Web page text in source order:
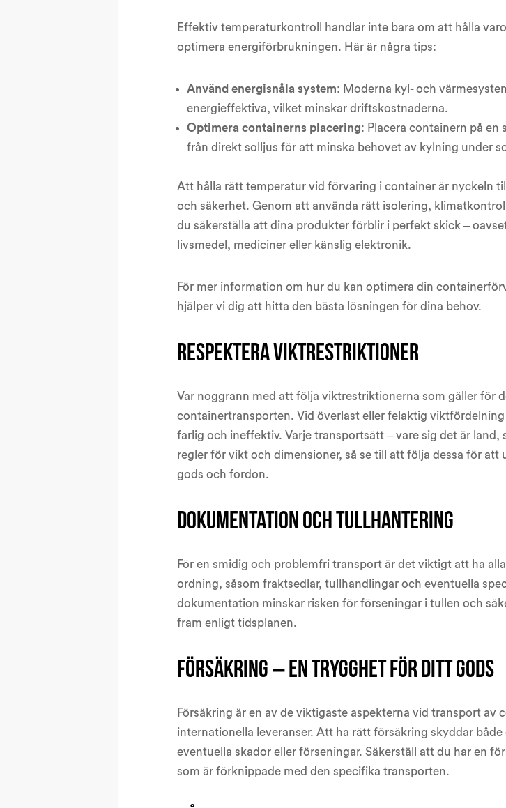
Effektiv temperaturkontroll handlar inte bara om att hålla
optimera energiförbrukningen. Här är några tips:
Använd energisnåla system: Moderna kyl- och
energieffektiva, vilket minskar driftskostnaderna.
Optimera containerns placering: Placera containern på en
från direkt solljus för att minska behovet av kylning under
Att hålla rätt temperatur vid förvaring i container är nyckeln
och säkerhet. Genom att använda rätt isolering,
du säkerställa att dina produkter förblir i perfekt skick –
livsmedel, mediciner eller känslig elektronik.
För mer information om hur du kan optimera din
hjälper vi dig att hitta den bästa lösningen för dina behov.
Respektera viktrestriktioner
Var noggrann med att följa viktrestriktionerna som gäller för
containertransporten. Vid överlast eller felaktig
farlig och ineffektiv. Varje transportsätt – vare sig det är land,
regler för vikt och dimensioner, så se till att följa dessa för att
gods och fordon.
Dokumentation och tullhantering
För en smidig och problemfri transport är det viktigt att ha
ordning, såsom fraktsedlar, tullhandlingar och eventuella
dokumentation minskar risken för förseningar i tullen och
fram enligt tidsplanen.
Försäkring – en trygghet för ditt gods
Försäkring är en av de viktigaste aspekterna vid transport av
internationella leveranser. Att ha rätt försäkring skyddar
eventuella skador eller förseningar. Säkerställ att du har en
som är förknippade med den specifika transporten.